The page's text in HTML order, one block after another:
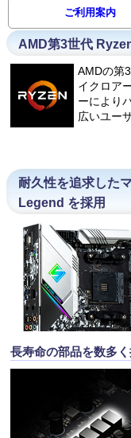
ご利用案内
AMD第3世代
AMDの第
イクロア
ーにより
広いユー
耐久性を追求した
Legend を採用
長寿命の部品を数多